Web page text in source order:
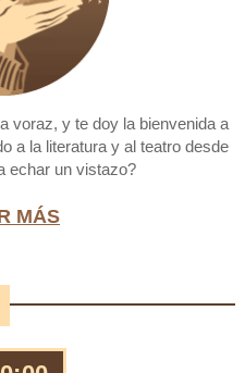
voraz, y te doy la bienvenida a
a la literatura y al teatro desde
echar un vistazo?
MÁS